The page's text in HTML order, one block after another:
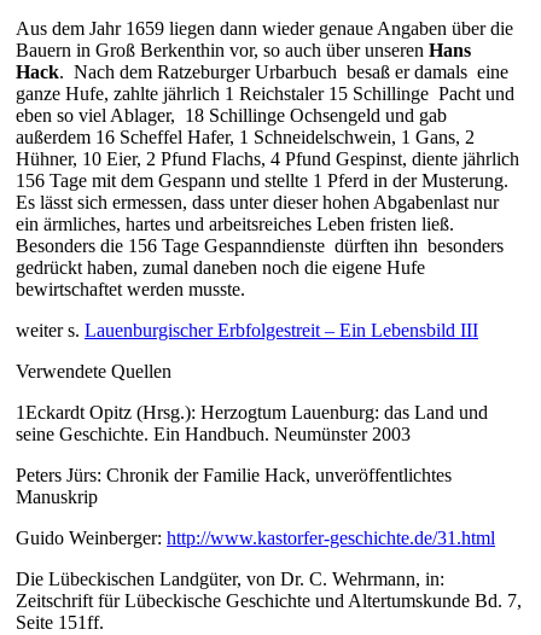
Aus dem Jahr 1659 liegen dann wieder genaue Angaben über die
Bauern in Groß Berkenthin vor, so auch über unseren Hans
Hack. Nach dem Ratzeburger Urbarbuch besaß er damals eine
ganze Hufe, zahlte jährlich 1 Reichstaler 15 Schillinge Pacht und
eben so viel Ablager, 18 Schillinge Ochsengeld und gab
außerdem 16 Scheffel Hafer, 1 Schneidelschwein, 1 Gans, 2
Hühner, 10 Eier, 2 Pfund Flachs, 4 Pfund Gespinst, diente jährlich
156 Tage mit dem Gespann und stellte 1 Pferd in der Musterung.
Es lässt sich ermessen, dass unter dieser hohen Abgabenlast nur
ein ärmliches, hartes und arbeitsreiches Leben fristen ließ.
Besonders die 156 Tage Gespanndienste dürften ihn besonders
gedrückt haben, zumal daneben noch die eigene Hufe
bewirtschaftet werden musste.
weiter s. Lauenburgischer Erbfolgestreit – Ein Lebensbild III
Verwendete Quellen
1Eckardt Opitz (Hrsg.): Herzogtum Lauenburg: das Land und
seine Geschichte. Ein Handbuch. Neumünster 2003
Peters Jürs: Chronik der Familie Hack, unveröffentlichtes
Manuskrip
Guido Weinberger: http://www.kastorfer-geschichte.de/31.html
Die Lübeckischen Landgüter, von Dr. C. Wehrmann, in:
Zeitschrift für Lübeckische Geschichte und Altertumskunde Bd. 7,
Seite 151ff.